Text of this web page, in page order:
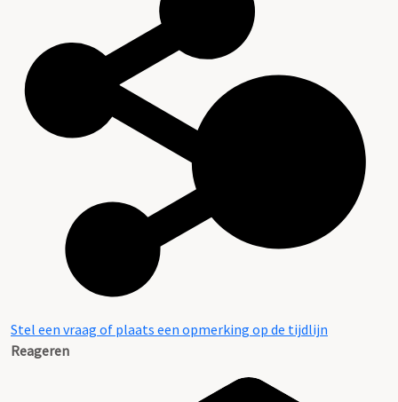
Stel een vraag of plaats een opmerking op de tijdlijn
Reageren